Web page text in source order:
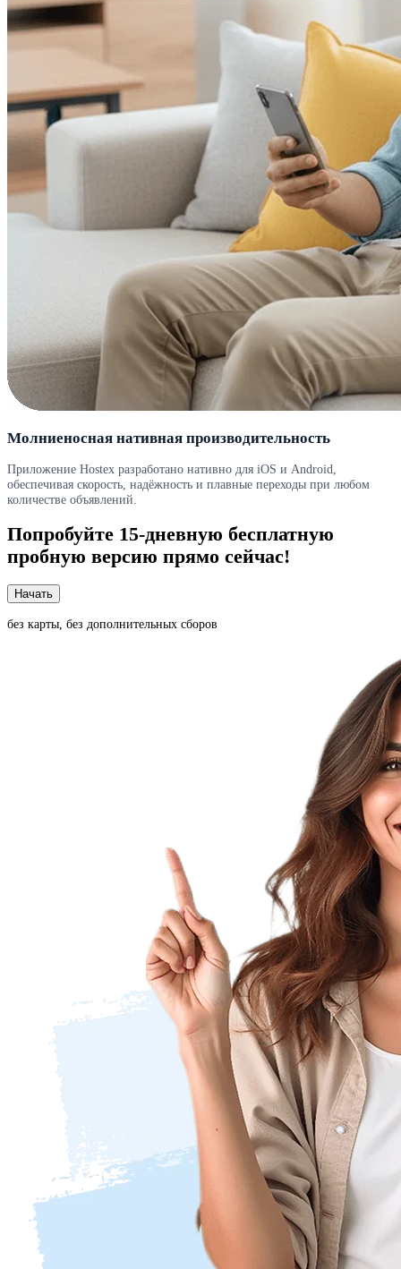
Молниеносная нативная производительность
Приложение Hostex разработано нативно для iOS и Android,
обеспечивая скорость, надёжность и плавные переходы при любом
количестве объявлений.
Попробуйте 15-дневную бесплатную
пробную версию прямо сейчас!
Начать
без карты, без дополнительных сборов